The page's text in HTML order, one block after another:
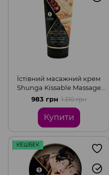
Їстівний масажний крем
Shunga Kissable Massage
Cream - Almond Sweetness
(200 мл)
983 грн 1 310 грн
Купити
КЕШБЕК